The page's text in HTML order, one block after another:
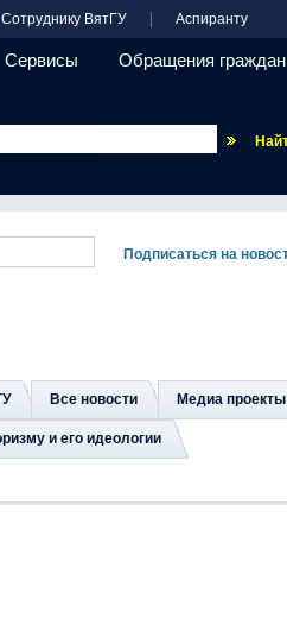
Сотруднику ВятГУ Аспиранту
Сервисы Обращения граждан
Все новости Медиа проекты
и его идеологии